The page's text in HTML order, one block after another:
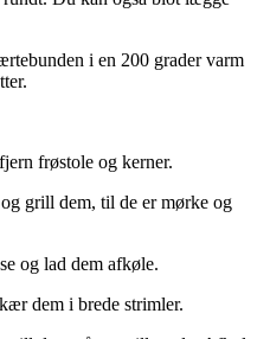
i en 200 grader varm
frøstole og kerner.
grill dem, til de er mørke og
og lad dem afkøle.
dem i brede strimler.